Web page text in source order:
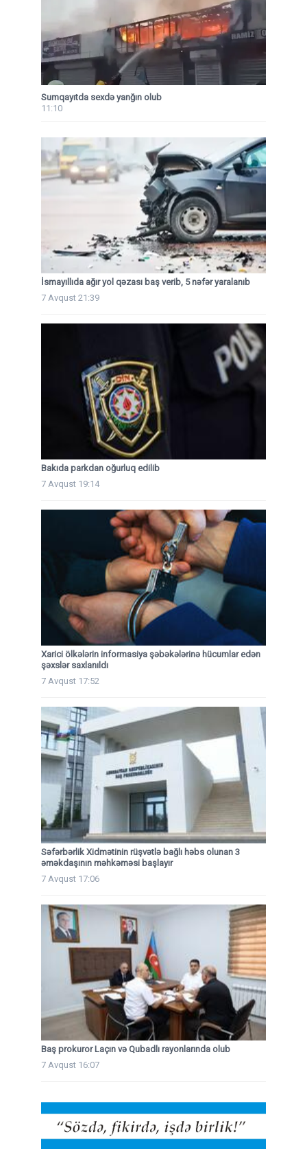
Sumqayıtda sexdə yanğın olub
11:10
İsmayıllıda ağır yol qəzası baş verib, 5 nəfər yaralanıb
7 Avqust 21:39
Bakıda parkdan oğurluq edilib
7 Avqust 19:14
Xarici ölkələrin informasiya şəbəkələrinə hücumlar edən
şəxslər saxlanıldı
7 Avqust 17:52
Səfərbərlik Xidmətinin rüşvətlə bağlı həbs olunan 3
əməkdaşının məhkəməsi başlayır
7 Avqust 17:06
Baş prokuror Laçın və Qubadlı rayonlarında olub
7 Avqust 16:07